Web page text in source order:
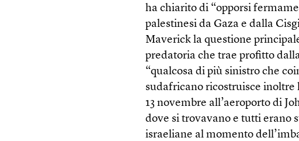
ha chiarito di “opporsi
palestinesi da Gaza e dalla
Maverick la questione
predatoria che trae profitto
“qualcosa di più sinistro che
sudafricano ricostruisce inoltre
13 novembre all’aeroporto di
dove si trovavano e tutti erano
israeliane al momento